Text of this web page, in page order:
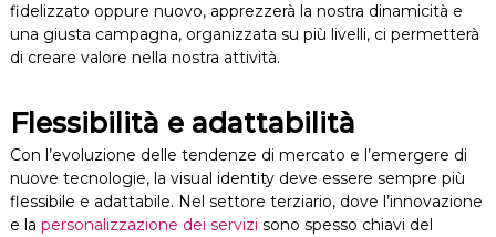
fidelizzato oppure nuovo, apprezzerà la nostra dinamicità e
una giusta campagna, organizzata su più livelli, ci permetterà
di creare valore nella nostra attività.
Flessibilità e adattabilità
Con l’evoluzione delle tendenze di mercato e l’emergere di
nuove tecnologie, la visual identity deve essere sempre più
flessibile e adattabile. Nel settore terziario, dove l’innovazione
e la personalizzazione dei servizi sono spesso chiavi del